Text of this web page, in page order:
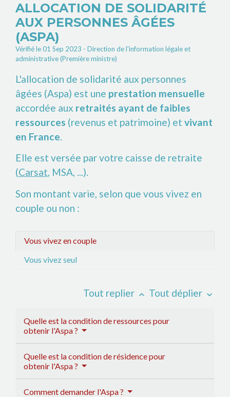
ALLOCATION DE SOLIDARITÉ
AUX PERSONNES ÂGÉES
(ASPA)
Vérifié le 01 Sep 2023 - Direction de l'information légale et
administrative (Première ministre)
L'allocation de solidarité aux personnes
âgées (Aspa) est une prestation mensuelle
accordée aux retraités ayant de faibles
ressources (revenus et patrimoine) et vivant
en France.
Elle est versée par votre caisse de retraite
(Carsat, MSA, ...).
Son montant varie, selon que vous vivez en
couple ou non :
Vous vivez en couple
Vous vivez seul
Tout replier keyboard_arrow_up Tout déplier keyboard_arrow_down
Quelle est la condition de ressources pour
obtenir l'Aspa ?
Quelle est la condition de résidence pour
obtenir l'Aspa ?
Comment demander l'Aspa ?